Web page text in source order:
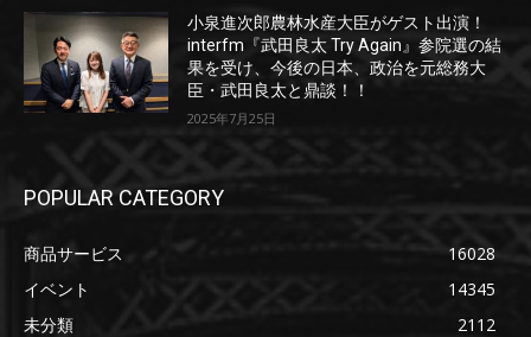
小泉進次郎農林水産大臣がゲスト出演！
interfm『武田良太 Try Again』参院選の結
果を受け、今後の日本、政治を元総務大
臣・武田良太と鼎談！！
2025年7月25日
POPULAR CATEGORY
商品サービス
16028
イベント
14345
未分類
2112